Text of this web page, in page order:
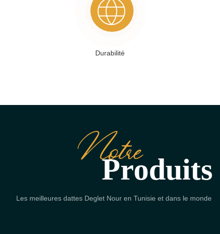
Durabilité
Notre
Produits
Les meilleures dattes Deglet Nour en Tunisie et dans le monde